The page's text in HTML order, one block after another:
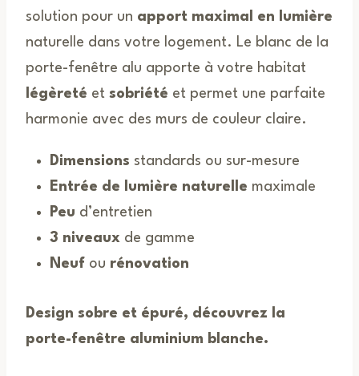
solution pour un apport maximal en lumière
naturelle dans votre logement. Le blanc de la
porte-fenêtre alu apporte à votre habitat
légèreté et sobriété et permet une parfaite
harmonie avec des murs de couleur claire.
Dimensions standards ou sur-mesure
Entrée de lumière naturelle maximale
Peu d’entretien
3 niveaux de gamme
Neuf ou rénovation
Design sobre et épuré, découvrez la
porte-fenêtre aluminium blanche.